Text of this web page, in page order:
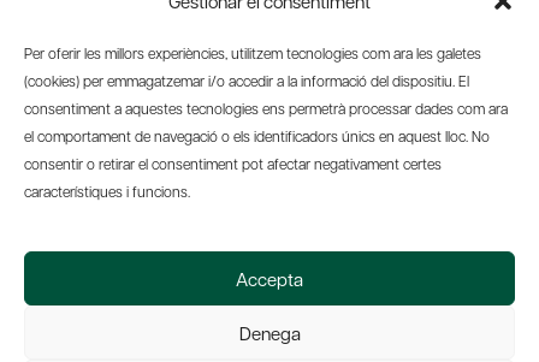
Per oferir les millors experiències, utilitzem tecnologies com ara les galetes
(cookies) per emmagatzemar i/o accedir a la informació del dispositiu. El
consentiment a aquestes tecnologies ens permetrà processar dades com ara
el comportament de navegació o els identificadors únics en aquest lloc. No
consentir o retirar el consentiment pot afectar negativament certes
característiques i funcions.
Accepta
Denega
08003 Barcelona
info@amicsdelpais.com
Suscripció Newsletter
© 2026 Societat Econòmica Barcelonesa d'Amics del País
Web by Ideamatic